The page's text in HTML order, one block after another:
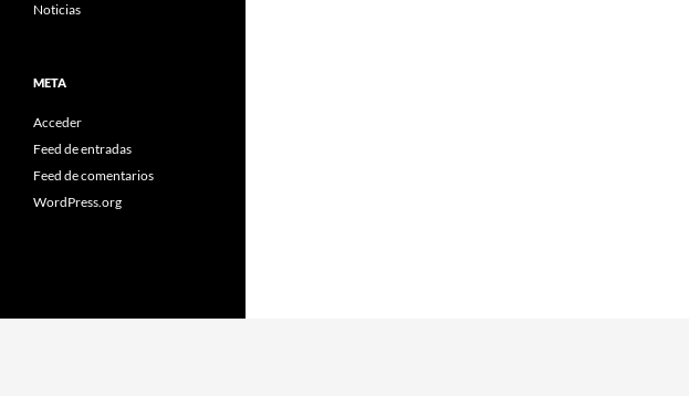
Noticias
META
Acceder
Feed de entradas
Feed de comentarios
WordPress.org